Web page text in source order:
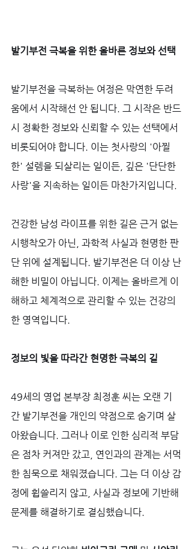
발기부전 극복을 위한 올바른 정보와 선택
발기부전을 극복하는 여정은 막연한 두려
움에서 시작해선 안 됩니다. 그 시작은 반드
시 정확한 정보와 신뢰할 수 있는 선택에서
비롯되어야 합니다. 이는 첫사랑의 '아찔
한' 설렘을 되살리는 일이든, 깊은 '단단한
사랑'을 지속하는 일이든 마찬가지입니다.
건강한 남성 라이프를 위한 길은 근거 없는
시행착오가 아닌, 과학적 사실과 현명한 판
단 위에 설계됩니다. 발기부전은 더 이상 난
해한 비밀이 아닙니다. 이제는 올바르게 이
해하고 체계적으로 관리할 수 있는 건강의
한 영역입니다.
정보의 빛을 따라간 현명한 극복의 길
49세의 영업 본부장 최정훈 씨는 오랜 기
간 발기부전을 개인의 약점으로 숨기며 살
아왔습니다. 그러나 이로 인한 심리적 부담
은 점차 커져만 갔고, 연인과의 관계는 서먹
한 침묵으로 채워졌습니다. 그는 더 이상 감
정에 휩쓸리지 않고, 사실과 정보에 기반해
문제를 해결하기로 결심했습니다.